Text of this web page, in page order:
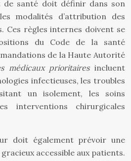
de santé doit définir dans son
modalités d’attribution des
Ces règles internes doivent se
du Code de la santé
de la Haute Autorité
médicaux prioritairesincluent
infectieuses, les troubles
un isolement, les soins
interventions chirurgicales
doit également prévoir une
accessible aux patients.